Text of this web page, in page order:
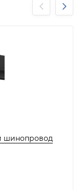
шинопровод